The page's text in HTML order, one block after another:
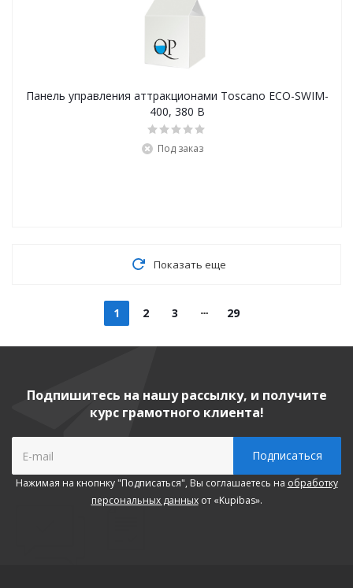
Панель управления аттракционами Toscano ECO-SWIM-
400, 380 В
Под заказ
Показать еще
1 2 3 29
Подпишитесь на нашу рассылку, и получите
курс грамотного клиента!
Нажимая на кнопнку "Подписаться", Вы соглашаетесь на обработку
персональных данныхот «Kupibas».